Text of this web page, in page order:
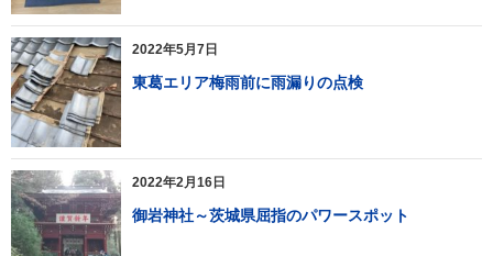
2022年5月7日
東葛エリア梅雨前に雨漏りの点検
2022年2月16日
御岩神社～茨城県屈指のパワースポット